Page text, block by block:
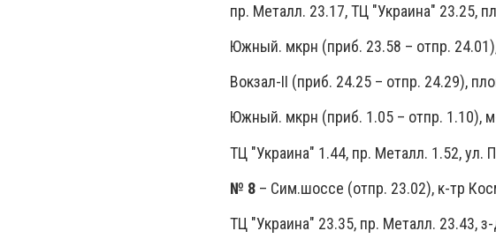
пр. Металл. 23.17, ТЦ "Украина" 23.25,
Южный. мкрн (приб. 23.58 – отпр.
Вокзал-II (приб. 24.25 – отпр. 24.29),
Южный. мкрн (приб. 1.05 – отпр. 1.10),
ТЦ "Украина" 1.44, пр. Металл. 1.52, ул.
№ 8 – Сим.шоссе (отпр. 23.02), к-тр
ТЦ "Украина" 23.35, пр. Металл. 23.43,